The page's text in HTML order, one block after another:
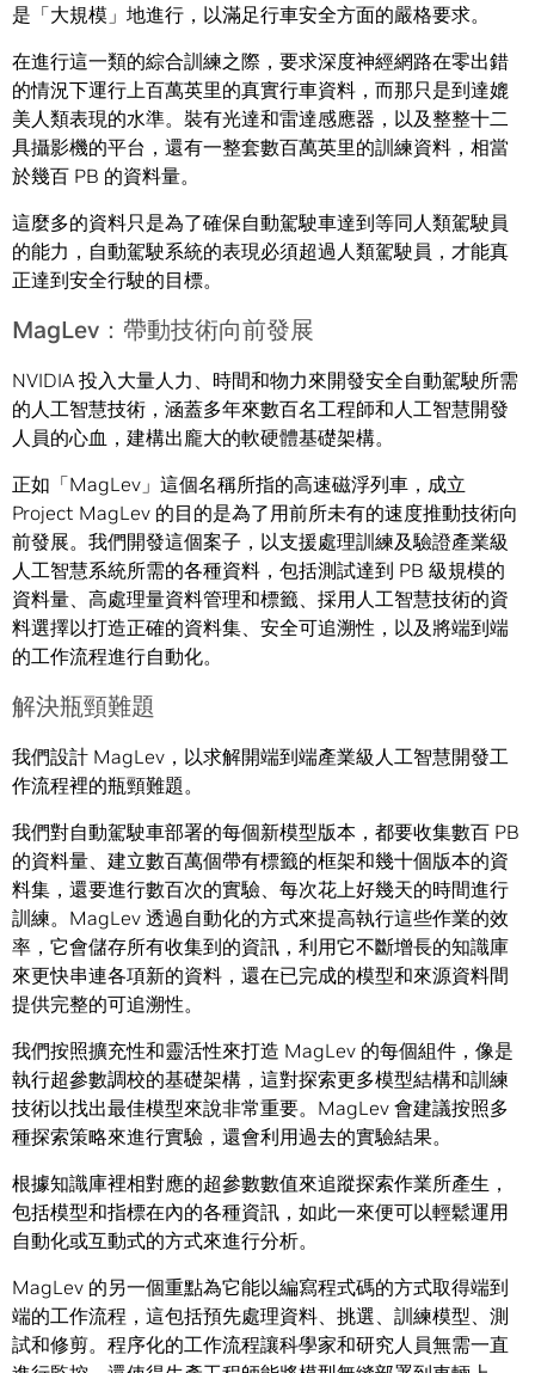
是「大規模」地進行，以滿足行車安全方面的嚴格要求。
在進行這一類的綜合訓練之際，要求深度神經網路在零出錯
的情況下運行上百萬英里的真實行車資料，而那只是到達媲
美人類表現的水準。裝有光達和雷達感應器，以及整整十二
具攝影機的平台，還有一整套數百萬英里的訓練資料，相當
於幾百 PB 的資料量。
這麼多的資料只是為了確保自動駕駛車達到等同人類駕駛員
的能力，自動駕駛系統的表現必須超過人類駕駛員，才能真
正達到安全行駛的目標。
MagLev：帶動技術向前發展
NVIDIA 投入大量人力、時間和物力來開發安全自動駕駛所需
的人工智慧技術，涵蓋多年來數百名工程師和人工智慧開發
人員的心血，建構出龐大的軟硬體基礎架構。
正如「MagLev」這個名稱所指的高速磁浮列車，成立
Project MagLev 的目的是為了用前所未有的速度推動技術向
前發展。我們開發這個案子，以支援處理訓練及驗證產業級
人工智慧系統所需的各種資料，包括測試達到 PB 級規模的
資料量、高處理量資料管理和標籤、採用人工智慧技術的資
料選擇以打造正確的資料集、安全可追溯性，以及將端到端
的工作流程進行自動化。
解決瓶頸難題
我們設計 MagLev，以求解開端到端產業級人工智慧開發工
作流程裡的瓶頸難題。
我們對自動駕駛車部署的每個新模型版本，都要收集數百 PB
的資料量、建立數百萬個帶有標籤的框架和幾十個版本的資
料集，還要進行數百次的實驗、每次花上好幾天的時間進行
訓練。MagLev 透過自動化的方式來提高執行這些作業的效
率，它會儲存所有收集到的資訊，利用它不斷增長的知識庫
來更快串連各項新的資料，還在已完成的模型和來源資料間
提供完整的可追溯性。
我們按照擴充性和靈活性來打造 MagLev 的每個組件，像是
執行超參數調校的基礎架構，這對探索更多模型結構和訓練
技術以找出最佳模型來說非常重要。MagLev 會建議按照多
種探索策略來進行實驗，還會利用過去的實驗結果。
根據知識庫裡相對應的超參數數值來追蹤探索作業所產生，
包括模型和指標在內的各種資訊，如此一來便可以輕鬆運用
自動化或互動式的方式來進行分析。
MagLev 的另一個重點為它能以編寫程式碼的方式取得端到
端的工作流程，這包括預先處理資料、挑選、訓練模型、測
試和修剪。程序化的工作流程讓科學家和研究人員無需一直